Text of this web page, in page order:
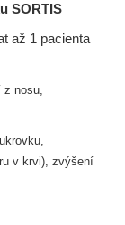
SORTIS
až 1 pacienta
z nosu,
v krvi), zvýšení